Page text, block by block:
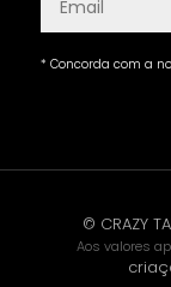
* Concorda com a
© CRAZY
Aos valores